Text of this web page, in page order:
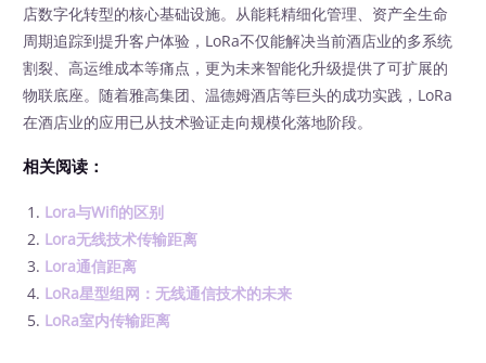
店数字化转型的核心基础设施。从能耗精细化管理、资产全生命
周期追踪到提升客户体验，LoRa不仅能解决当前酒店业的多系统
割裂、高运维成本等痛点，更为未来智能化升级提供了可扩展的
物联底座。随着雅高集团、温德姆酒店等巨头的成功实践，LoRa
在酒店业的应用已从技术验证走向规模化落地阶段。
相关阅读：
Lora与Wifi的区别
Lora无线技术传输距离
Lora通信距离
LoRa星型组网：无线通信技术的未来
LoRa室内传输距离